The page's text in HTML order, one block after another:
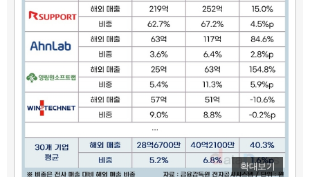
확대보기